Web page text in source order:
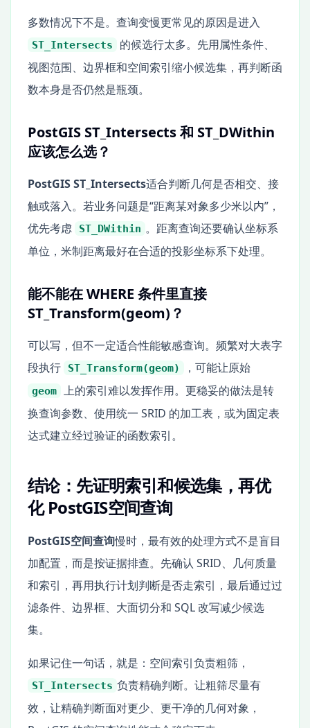
多数情况下不是。查询变慢更常见的原因是进入
ST_Intersects
的候选行太多。先用属性条件、
视图范围、边界框和空间索引缩小候选集，再判断函
数本身是否仍然是瓶颈。
PostGIS ST_Intersects 和 ST_DWithin
应该怎么选？
PostGIS ST_Intersects适合判断几何是否相交、接
触或落入。若业务问题是“距离某对象多少米以内”，
优先考虑
ST_DWithin 。距离查询还要确认坐标系
单位，米制距离最好在合适的投影坐标系下处理。
能不能在 WHERE 条件里直接
ST_Transform(geom)？
可以写，但不一定适合性能敏感查询。频繁对大表字
段执行
ST_Transform(geom) ，可能让原始
geom 上的索引难以发挥作用。更稳妥的做法是转
换查询参数、使用统一 SRID 的加工表，或为固定表
达式建立经过验证的函数索引。
结论：先证明索引和候选集，再优
化 PostGIS空间查询
PostGIS空间查询慢时，最有效的处理方式不是盲目
加配置，而是按证据排查。先确认 SRID、几何质量
和索引，再用执行计划判断是否走索引，最后通过过
滤条件、边界框、大面切分和 SQL 改写减少候选
集。
如果记住一句话，就是：空间索引负责粗筛，
ST_Intersects 负责精确判断。让粗筛尽量有
效，让精确判断面对更少、更干净的几何对象，